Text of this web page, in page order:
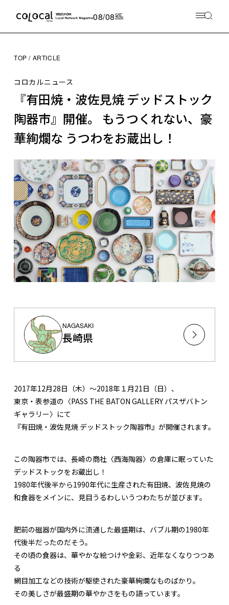
08/08SAT
2026
TOP ARTICLE
コロカルニュース
『有田焼・波佐見焼 デッドストック
陶器市』開催。 もうつくれない、豪
華絢爛な うつわをお蔵出し！
NAGASAKI
長崎県
2017年12月28日（木）〜2018年１月21日（日）、
東京・表参道の〈PASS THE BATON GALLERY パスザバトン
ギャラリー〉にて
『有田焼・波佐見焼 デッドストック陶器市』が開催されます。
この陶器市では、長崎の商社〈西海陶器〉の倉庫に眠っていた
デッドストックをお蔵出し！
1980年代後半から1990年代に生産された有田焼、波佐見焼の
和食器をメインに、見目うるわしいうつわたちが並びます。
肥前の磁器が国内外に流通した最盛期は、バブル期の1980年
代後半だったのだそう。
その頃の食器は、華やかな絵つけや金彩、近年なくなりつつあ
る
網目加工などの技術が駆使された豪華絢爛なものばかり。
その美しさが最盛期の華やかさをもの語っています。